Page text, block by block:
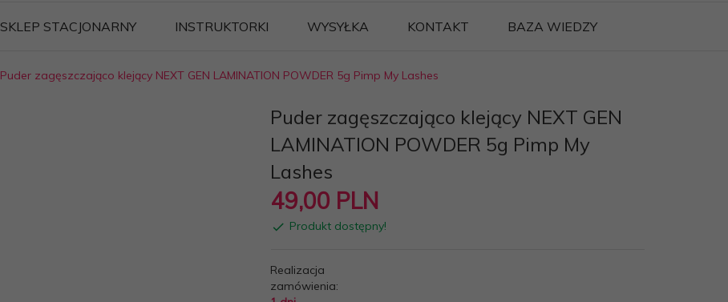
SKLEP STACJONARNY INSTRUKTORKI WYSYŁKA KONTAKT BAZA WIEDZY
Puder zagęszczająco klejący NEXT GEN LAMINATION POWDER 5g Pimp My Lashes
Puder zagęszczająco klejący NEXT GEN
LAMINATION POWDER 5g Pimp My
Lashes
49,00 PLN
Produkt dostępny!
Realizacja
zamówienia: